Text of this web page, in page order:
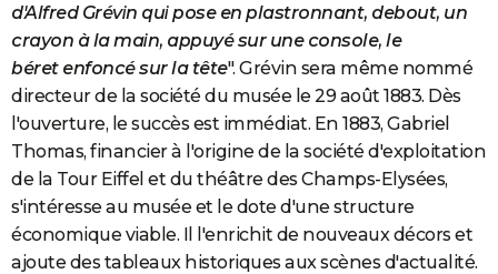
d'Alfred Grévin qui pose en plastronnant, debout, un
crayon à la main, appuyé sur une console, le
béret enfoncé sur la tête". Grévin sera même nommé
directeur de la société du musée le 29 août 1883. Dès
l'ouverture, le succès est immédiat. En 1883, Gabriel
Thomas, financier à l'origine de la société d'exploitation
de la Tour Eiffel et du théâtre des Champs-Elysées,
s'intéresse au musée et le dote d'une structure
économique viable. Il l'enrichit de nouveaux décors et
ajoute des tableaux historiques aux scènes d'actualité.